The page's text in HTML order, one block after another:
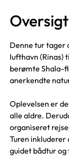
Oversigt
Denne tur tager
lufthavn (Rinas)
berømte Shala-
anerkendte
Oplevelsen er
alle aldre.
organiseret
Turen
guidet bådtur